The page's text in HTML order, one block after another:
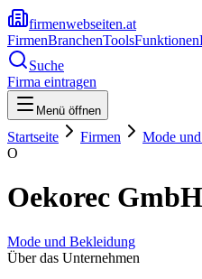
firmenwebseiten.at
FirmenBranchenToolsFunktionen
Suche
Firma eintragen
Menü öffnen
Startseite Firmen Mode
O
Oekorec GmbH
Mode und Bekleidung
Über das Unternehmen